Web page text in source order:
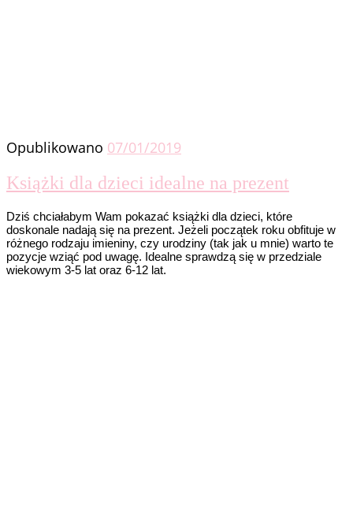
Opublikowano 07/01/2019
Książki dla dzieci idealne na prezent
Dziś chciałabym Wam pokazać książki dla dzieci, które
doskonale nadają się na prezent. Jeżeli początek roku obfituje w
różnego rodzaju imieniny, czy urodziny (tak jak u mnie) warto te
pozycje wziąć pod uwagę. Idealne sprawdzą się w przedziale
wiekowym 3-5 lat oraz 6-12 lat.